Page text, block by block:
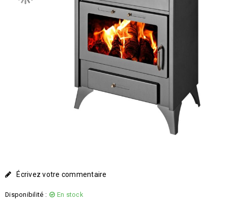
Écrivez votre commentaire
Disponibilité : En stock